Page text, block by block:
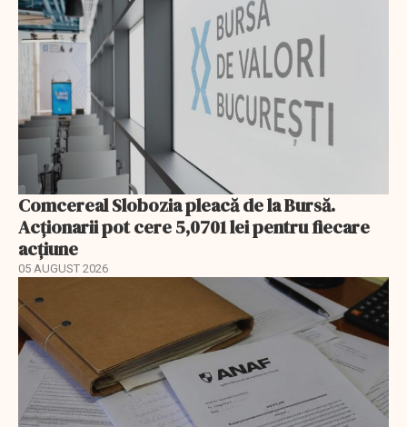
Comcereal Slobozia pleacă de la Bursă.
Acționarii pot cere 5,0701 lei pentru fiecare
acțiune
05 AUGUST 2026